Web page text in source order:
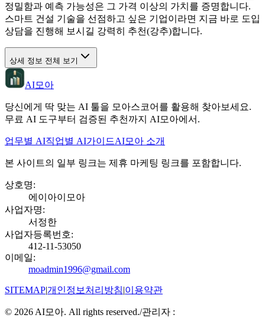
정밀함과 예측 가능성은 그 가격 이상의 가치를 증명합니다.
스마트 건설 기술을 선점하고 싶은 기업이라면 지금 바로 도입
상담을 진행해 보시길 강력히 추천(강추)합니다.
상세 정보 전체 보기
AI모아
당신에게 딱 맞는 AI 툴을 모아스코어를 활용해 찾아보세요.
무료 AI 도구부터 검증된 추천까지 AI모아에서.
업무별 AI직업별 AI가이드AI모아 소개
본 사이트의 일부 링크는 제휴 마케팅 링크를 포함합니다.
상호명:
에이아이모아
사업자명:
서정한
사업자등록번호:
412-11-53050
이메일:
moadmin1996@gmail.com
SITEMAP|개인정보처리방침|이용약관
© 2026 AI모아. All rights reserved./관리자 :